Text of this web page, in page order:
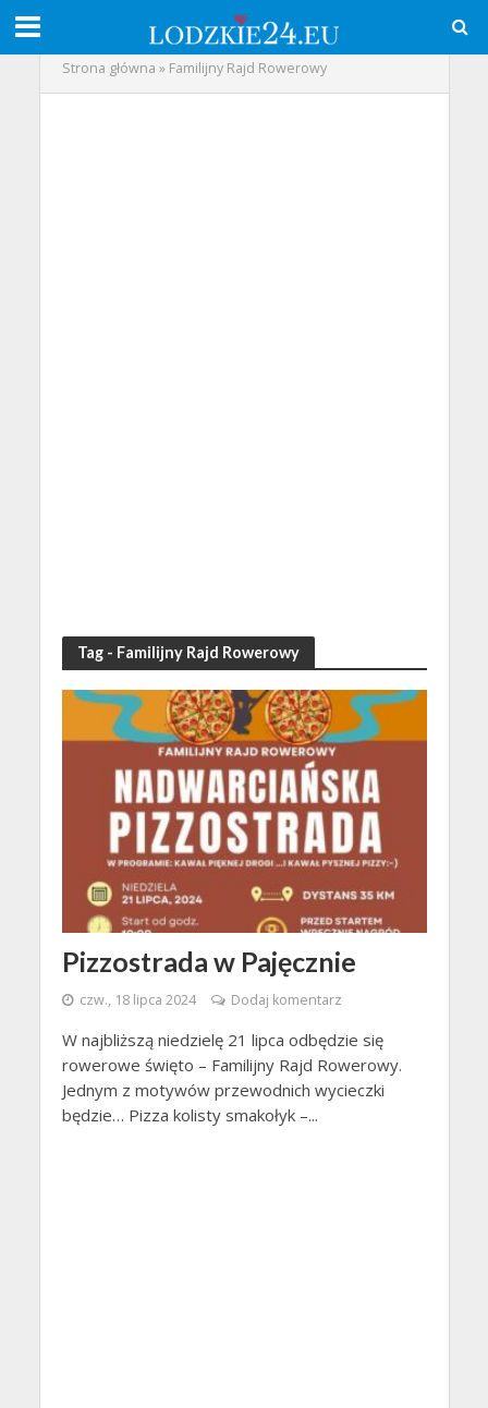
Strona główna » Familijny Rajd Rowerowy
Tag - Familijny Rajd Rowerowy
Pizzostrada w Pajęcznie
czw., 18 lipca 2024 Dodaj komentarz
W najbliższą niedzielę 21 lipca odbędzie się
rowerowe święto – Familijny Rajd Rowerowy.
Jednym z motywów przewodnich wycieczki
będzie… Pizza kolisty smakołyk –...